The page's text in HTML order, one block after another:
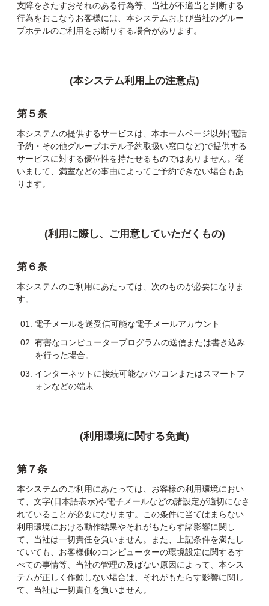
支障をきたすおそれのある行為等、当社が不適当と判断する
行為をおこなうお客様には、本システムおよび当社のグルー
プホテルのご利用をお断りする場合があります。
(本システム利用上の注意点)
第５条
本システムの提供するサービスは、本ホームページ以外(電話
予約・その他グループホテル予約取扱い窓口など)で提供する
サービスに対する優位性を持たせるものではありません。従
いまして、満室などの事由によってご予約できない場合もあ
ります。
(利用に際し、ご用意していただくもの)
第６条
本システムのご利用にあたっては、次のものが必要になりま
す。
電子メールを送受信可能な電子メールアカウント
有害なコンピュータープログラムの送信または書き込み
を行った場合。
インターネットに接続可能なパソコンまたはスマートフ
ォンなどの端末
(利用環境に関する免責)
第７条
本システムのご利用にあたっては、お客様の利用環境におい
て、文字(日本語表示)や電子メールなどの諸設定が適切になさ
れていることが必要になります。この条件に当てはまらない
利用環境における動作結果やそれがもたらす諸影響に関し
て、当社は⼀切責任を負いません。また、上記条件を満たし
ていても、お客様側のコンピューターの環境設定に関するす
べての事情等、当社の管理の及ばない原因によって、本シス
テムが正しく作動しない場合は、それがもたらす影響に関し
て、当社は⼀切責任を負いません。